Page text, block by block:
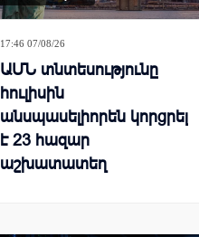
17:46 07/08/26
ԱՄՆ տնտեսությունը
հուլիսին
անսպասելիորեն կորցրել
է 23 հազար
աշխատատեղ